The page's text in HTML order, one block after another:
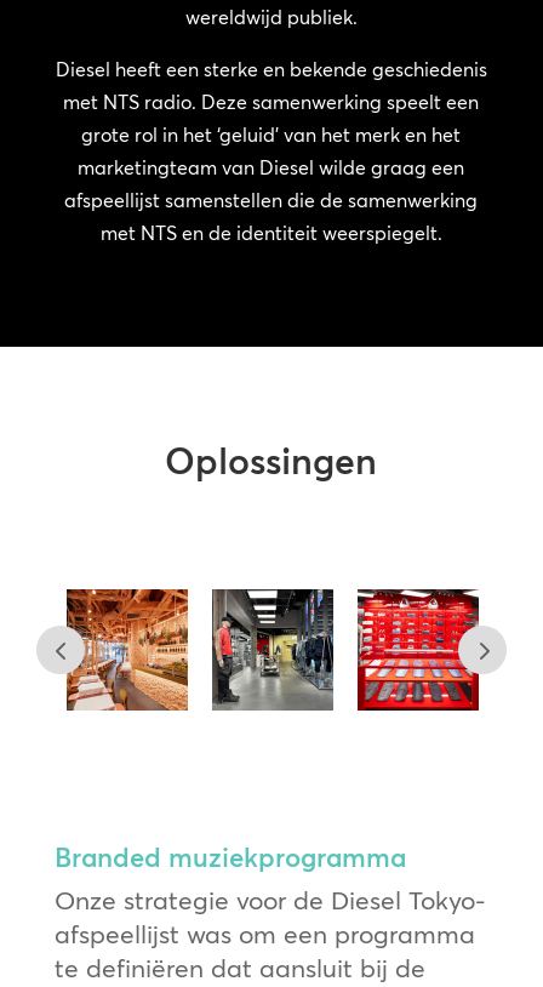
wereldwijd publiek.
Diesel heeft een sterke en bekende geschiedenis
met NTS radio. Deze samenwerking speelt een
grote rol in het ‘geluid’ van het merk en het
marketingteam van Diesel wilde graag een
afspeellijst samenstellen die de samenwerking
met NTS en de identiteit weerspiegelt.
Oplossingen
Branded muziekprogramma
Onze strategie voor de Diesel Tokyo-
afspeellijst was om een programma
te definiëren dat aansluit bij de